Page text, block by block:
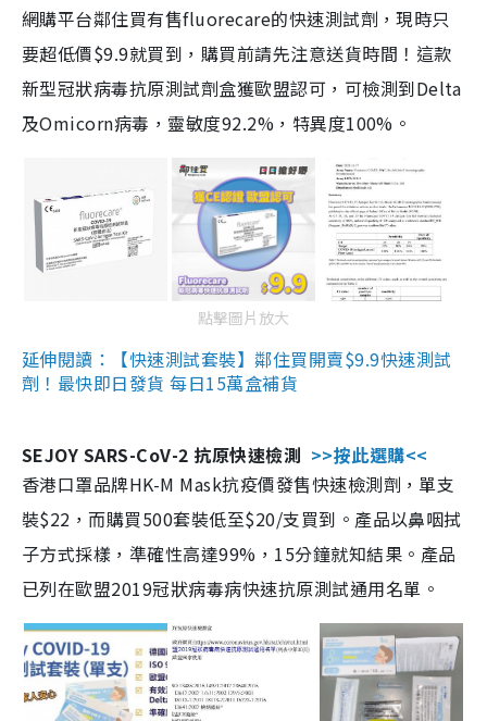
網購平台鄰住買有售fluorecare的快速測試劑，現時只
要超低價$9.9就買到，購買前請先注意送貨時間！這款
新型冠狀病毒抗原測試劑盒獲歐盟認可，可檢測到Delta
及Omicorn病毒，靈敏度92.2%，特異度100%。
點擊圖片放大
延伸閱讀：【快速測試套裝】鄰住買開賣$9.9快速測試
劑！最快即日發貨 每日15萬盒補貨
SEJOY SARS-CoV-2 抗原快速檢測 >>按此選購<<
香港口罩品牌HK-M Mask抗疫價發售快速檢測劑，單支
裝$22，而購買500套裝低至$20/支買到。產品以鼻咽拭
子方式採樣，準確性高達99%，15分鐘就知結果。產品
已列在歐盟2019冠狀病毒病快速抗原測試通用名單。